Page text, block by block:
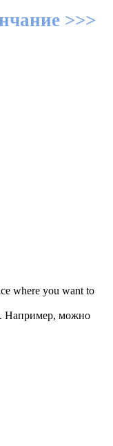
>>>
where you want to
Например, можно